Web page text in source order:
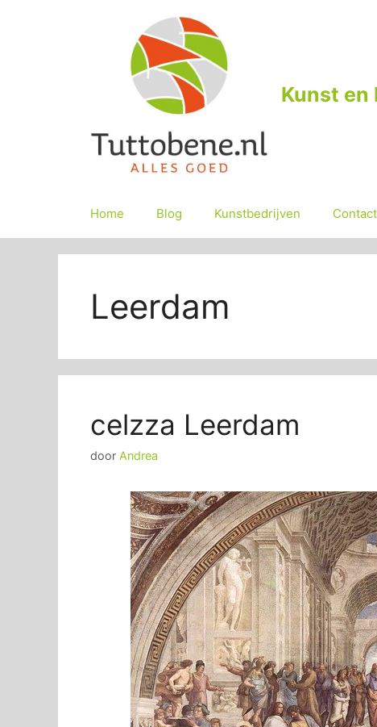
Kunst en
Home Blog Kunstbedrijven Contact
Leerdam
celzza Leerdam
door Andrea